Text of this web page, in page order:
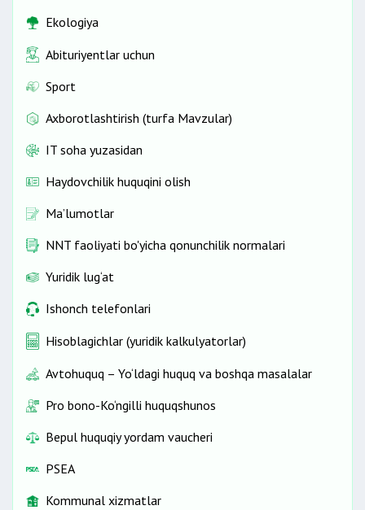
Ekologiya
Abituriyentlar uchun
Sport
Axborotlashtirish (turfa Mavzular)
IT soha yuzasidan
Haydovchilik huquqini olish
Ma’lumotlar
NNT faoliyati bo'yicha qonunchilik normalari
Yuridik lug‘at
Ishonch telefonlari
Hisoblagichlar (yuridik kalkulyatorlar)
Avtohuquq – Yo‘ldagi huquq va boshqa masalalar
Pro bono-Ko‘ngilli huquqshunos
Bepul huquqiy yordam vaucheri
PSEA
Kommunal xizmatlar